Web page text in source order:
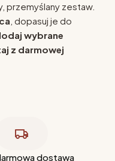
przemyślany zestaw.
, dopasuj je do
wybrane
z darmowej
dostawa